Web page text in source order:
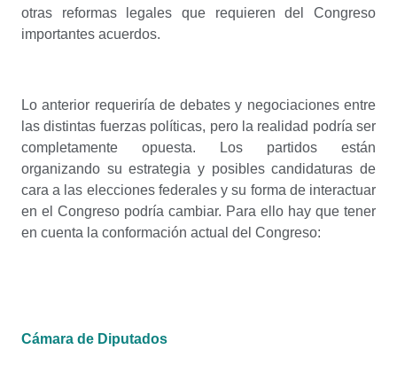
otras reformas legales que requieren del Congreso
importantes acuerdos.
Lo anterior requeriría de debates y negociaciones entre
las distintas fuerzas políticas, pero la realidad podría ser
completamente opuesta. Los partidos están
organizando su estrategia y posibles candidaturas de
cara a las elecciones federales y su forma de interactuar
en el Congreso podría cambiar. Para ello hay que tener
en cuenta la conformación actual del Congreso:
Cámara de Diputados